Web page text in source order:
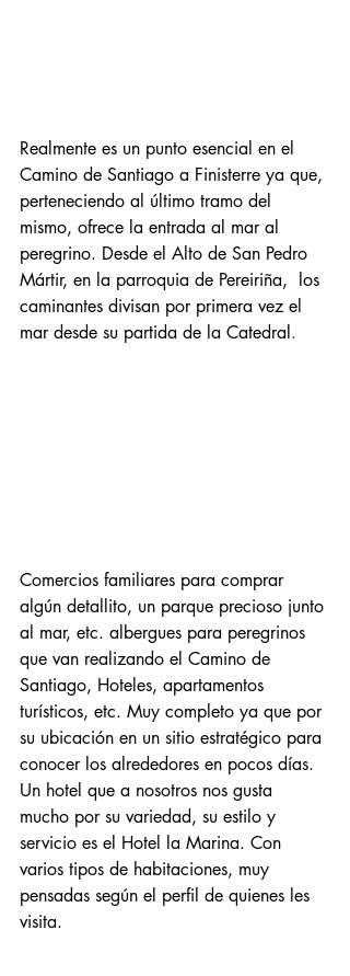
Realmente es un punto esencial en el
Camino de Santiago a Finisterre ya que,
perteneciendo al último tramo del
mismo, ofrece la entrada al mar al
peregrino. Desde el Alto de San Pedro
Mártir, en la parroquia de Pereiriña,  los
caminantes divisan por primera vez el
mar desde su partida de la Catedral .
Comercios familiares para comprar
algún detallito, un parque precioso junto
al mar, etc. albergues para peregrinos
que van realizando el Camino de
Santiago, Hoteles, apartamentos
turísticos, etc. Muy completo ya que por
su ubicación en un sitio estratégico para
conocer los alrededores en pocos días.
Un hotel que a nosotros nos gusta
mucho por su variedad, su estilo y
servicio es el Hotel la Marina. Con
varios tipos de habitaciones, muy
pensadas según el perfil de quienes les
visita.